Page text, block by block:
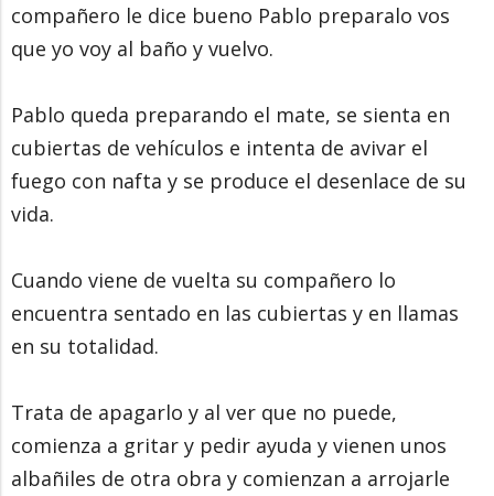
compañero le dice bueno Pablo preparalo vos
que yo voy al baño y vuelvo.
Pablo queda preparando el mate, se sienta en
cubiertas de vehículos e intenta de avivar el
fuego con nafta y se produce el desenlace de su
vida.
Cuando viene de vuelta su compañero lo
encuentra sentado en las cubiertas y en llamas
en su totalidad.
Trata de apagarlo y al ver que no puede,
comienza a gritar y pedir ayuda y vienen unos
albañiles de otra obra y comienzan a arrojarle